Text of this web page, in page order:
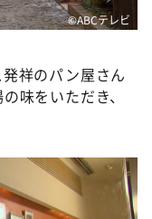
©️ABCテレビ
祥のパン屋さん
味をいただき、